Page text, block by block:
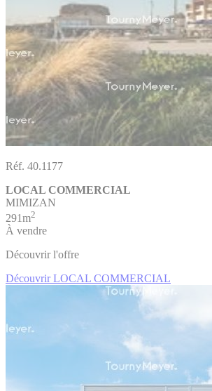
Réf. 40.1177
LOCAL COMMERCIAL
MIMIZAN
291m2
À vendre
Découvrir l'offre
Découvrir LOCAL COMMERCIAL